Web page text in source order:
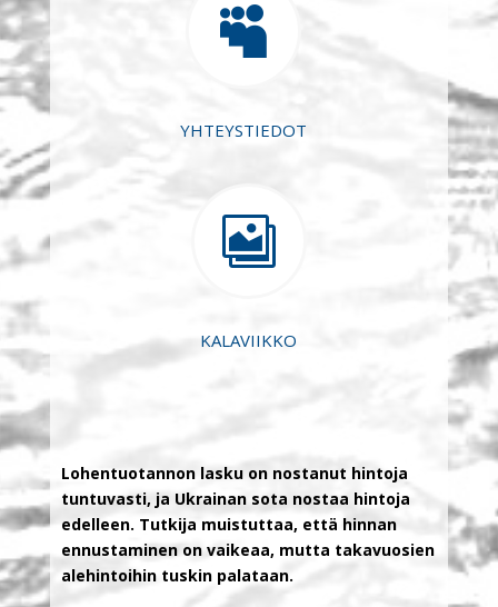

YHTEYSTIEDOT

KALAVIIKKO
Lohentuotannon lasku on nostanut hintoja
tuntuvasti, ja Ukrainan sota nostaa hintoja
edelleen. Tutkija muistuttaa, että hinnan
ennustaminen on vaikeaa, mutta takavuosien
alehintoihin tuskin palataan.